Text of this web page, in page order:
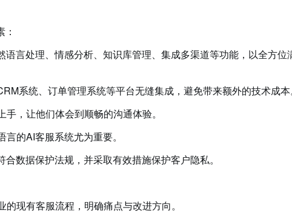
言处理、情感分析、知识库管理、集成多渠道等功能，以全方位
系统、订单管理系统等平台无缝集成，避免带来额外的技术成本
，让他们体会到顺畅的沟通体验。
的AI客服系统尤为重要。
数据保护法规，并采取有效措施保护客户隐私。
现有客服流程，明确痛点与改进方向。